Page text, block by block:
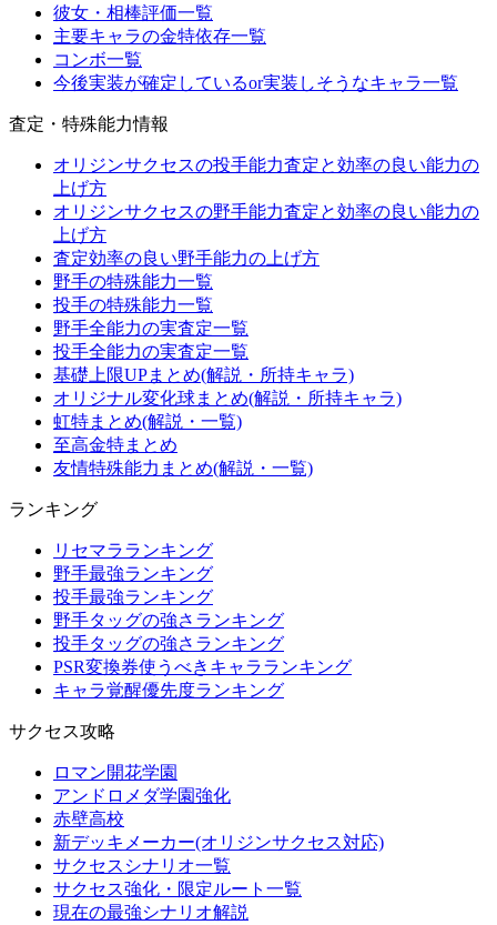
彼女・相棒評価一覧
主要キャラの金特依存一覧
コンボ一覧
今後実装が確定しているor実装しそうなキャラ一覧
査定・特殊能力情報
オリジンサクセスの投手能力査定と効率の良い能力の
上げ方
オリジンサクセスの野手能力査定と効率の良い能力の
上げ方
査定効率の良い野手能力の上げ方
野手の特殊能力一覧
投手の特殊能力一覧
野手全能力の実査定一覧
投手全能力の実査定一覧
基礎上限UPまとめ(解説・所持キャラ)
オリジナル変化球まとめ(解説・所持キャラ)
虹特まとめ(解説・一覧)
至高金特まとめ
友情特殊能力まとめ(解説・一覧)
ランキング
リセマラランキング
野手最強ランキング
投手最強ランキング
野手タッグの強さランキング
投手タッグの強さランキング
PSR変換券使うべきキャラランキング
キャラ覚醒優先度ランキング
サクセス攻略
ロマン開花学園
アンドロメダ学園強化
赤壁高校
新デッキメーカー(オリジンサクセス対応)
サクセスシナリオ一覧
サクセス強化・限定ルート一覧
現在の最強シナリオ解説